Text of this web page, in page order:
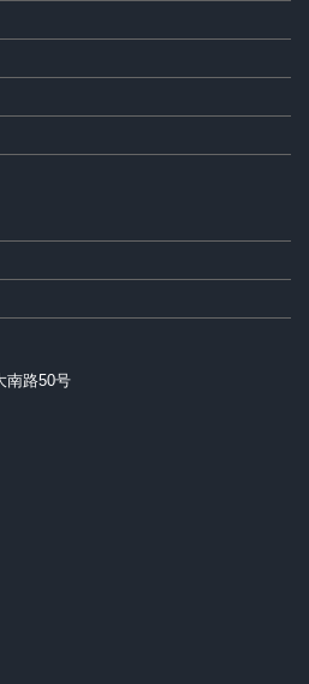
南路50号